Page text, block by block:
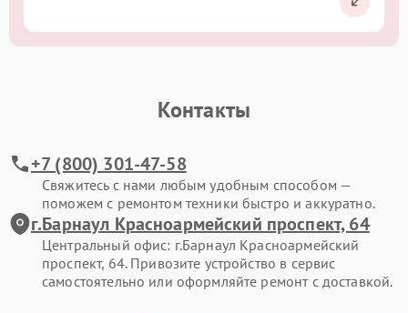
Контакты
+7 (800) 301-47-58
Свяжитесь с нами любым удобным способом —
поможем с ремонтом техники быстро и аккуратно.
г.Барнаул Красноармейский проспект, 64
Центральный офис: г.Барнаул Красноармейский
проспект, 64. Привозите устройство в сервис
самостоятельно или оформляйте ремонт с доставкой.